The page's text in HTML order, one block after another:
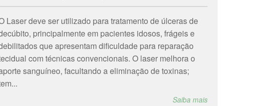
Laser deve ser utilizado para tratamento de úlceras de
principalmente em pacientes idosos, frágeis e
que apresentam dificuldade para reparação
com técnicas convencionais. O laser melhora o
sanguíneo, facultando a eliminação de toxinas;
Saiba mais